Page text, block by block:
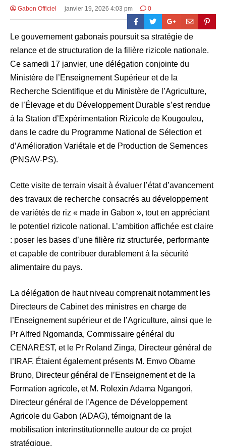
Gabon Officiel janvier 19, 2026 4:03 pm 0
Le gouvernement gabonais poursuit sa stratégie de
relance et de structuration de la filière rizicole nationale.
Ce samedi 17 janvier, une délégation conjointe du
Ministère de l’Enseignement Supérieur et de la
Recherche Scientifique et du Ministère de l’Agriculture,
de l’Élevage et du Développement Durable s’est rendue
à la Station d’Expérimentation Rizicole de Kougouleu,
dans le cadre du Programme National de Sélection et
d’Amélioration Variétale et de Production de Semences
(PNSAV-PS).
Cette visite de terrain visait à évaluer l’état d’avancement
des travaux de recherche consacrés au développement
de variétés de riz « made in Gabon », tout en appréciant
le potentiel rizicole national. L’ambition affichée est claire
: poser les bases d’une filière riz structurée, performante
et capable de contribuer durablement à la sécurité
alimentaire du pays.
La délégation de haut niveau comprenait notamment les
Directeurs de Cabinet des ministres en charge de
l’Enseignement supérieur et de l’Agriculture, ainsi que le
Pr Alfred Ngomanda, Commissaire général du
CENAREST, et le Pr Roland Zinga, Directeur général de
l’IRAF. Étaient également présents M. Emvo Obame
Bruno, Directeur général de l’Enseignement et de la
Formation agricole, et M. Rolexin Adama Ngangori,
Directeur général de l’Agence de Développement
Agricole du Gabon (ADAG), témoignant de la
mobilisation interinstitutionnelle autour de ce projet
stratégique.